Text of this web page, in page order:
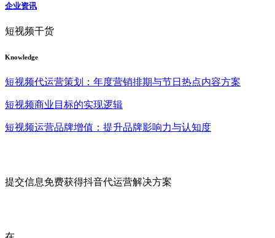
企业资讯
短视频干货
Knowledge
短视频代运营策划：年度营销排期与节日热点内容方案
短视频商业目标的实现逻辑
短视频运营品牌增值：提升品牌影响力与认知度
提交信息免费获得抖音代运营解决方案